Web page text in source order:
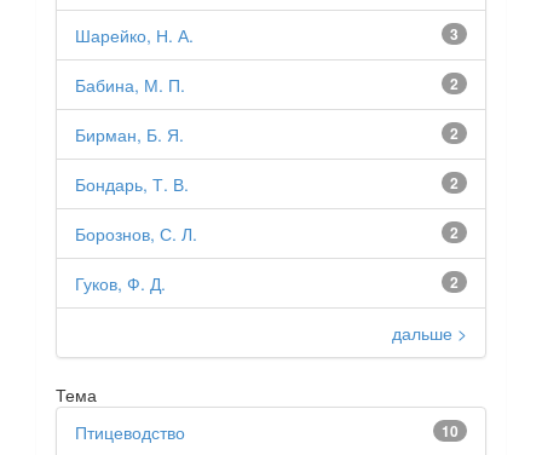
3
Шарейко, Н. А.
2
Бабина, М. П.
2
Бирман, Б. Я.
2
Бондарь, Т. В.
2
Борознов, С. Л.
2
Гуков, Ф. Д.
дальше >
Тема
10
Птицеводство